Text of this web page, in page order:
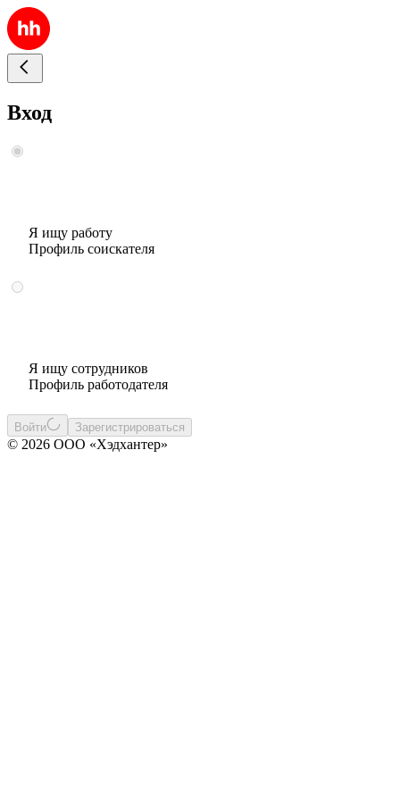
Вход
Я ищу работу
Профиль соискателя
Я ищу сотрудников
Профиль работодателя
Войти Зарегистрироваться
© 2026 ООО «Хэдхантер»